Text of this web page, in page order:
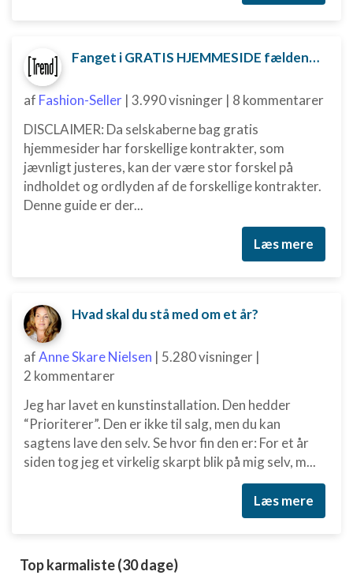
Fanget i GRATIS HJEMMESIDE fælden? Sådan kan du måske komme ud af aftalen
af Fashion-Seller | 3.990 visninger | 8 kommentarer
DISCLAIMER: Da selskaberne bag gratis
hjemmesider har forskellige kontrakter, som
jævnligt justeres, kan der være stor forskel på
indholdet og ordlyden af de forskellige kontrakter.
Denne guide er der...
Læs mere
Hvad skal du stå med om et år?
afAnne Skare Nielsen | 5.280 visninger |
2 kommentarer
Jeg har lavet en kunstinstallation. Den hedder
“Prioriterer”. Den er ikke til salg, men du kan
sagtens lave den selv. Se hvor fin den er: For et år
siden tog jeg et virkelig skarpt blik på mig selv, m...
Læs mere
Top karmaliste (30 dage)
anmodede oplysninger
Ikke-IAB-behandlingsformål:
Nødvendig
Ydeevne
Funktionel
Annoncering / marketing